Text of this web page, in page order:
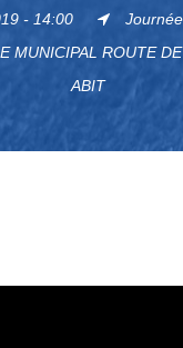
- 14:00
MUNICIPAL ROUTE
ABIT